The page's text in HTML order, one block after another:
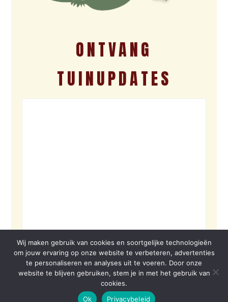
ONTVANG
TUINUPDATES
© 2026 VOLBORD | SITE BY VOLBORD
Wij maken gebruik van cookies en soortgelijke technologieën
om jouw ervaring op onze website te verbeteren, advertenties
te personaliseren en analyses uit te voeren. Door onze
website te blijven gebruiken, stem je in met het gebruik van
cookies.
Ok
Privacybeleid